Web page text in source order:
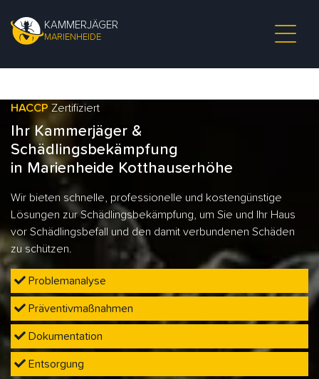
KAMMERJÄGER
MARIENHEIDE
HACCP Zertifiziert
Ihr Kammerjäger &
Schädlingsbekämpfung
in Marienheide Kotthauserhöhe
Wir bieten schnelle, professionelle und kostengünstige
Lösungen zur Schädlingsbekämpfung, um Sie und Ihr Haus
vor Schädlingsbefall und den damit verbundenen Schäden
zu schützen.
Problemanalyse
Präventivmaßnahmen
Dokumentation
Entsorgung